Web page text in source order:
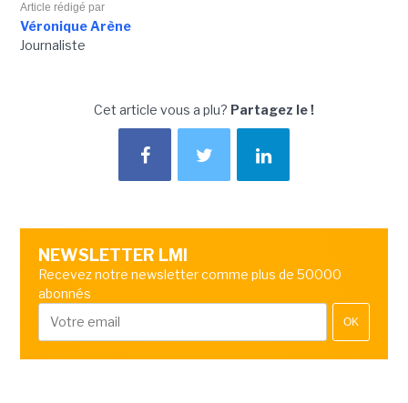
Article rédigé par
Véronique Arène
Journaliste
Cet article vous a plu? Partagez le !
NEWSLETTER LMI
Recevez notre newsletter comme plus de 50000
abonnés
OK